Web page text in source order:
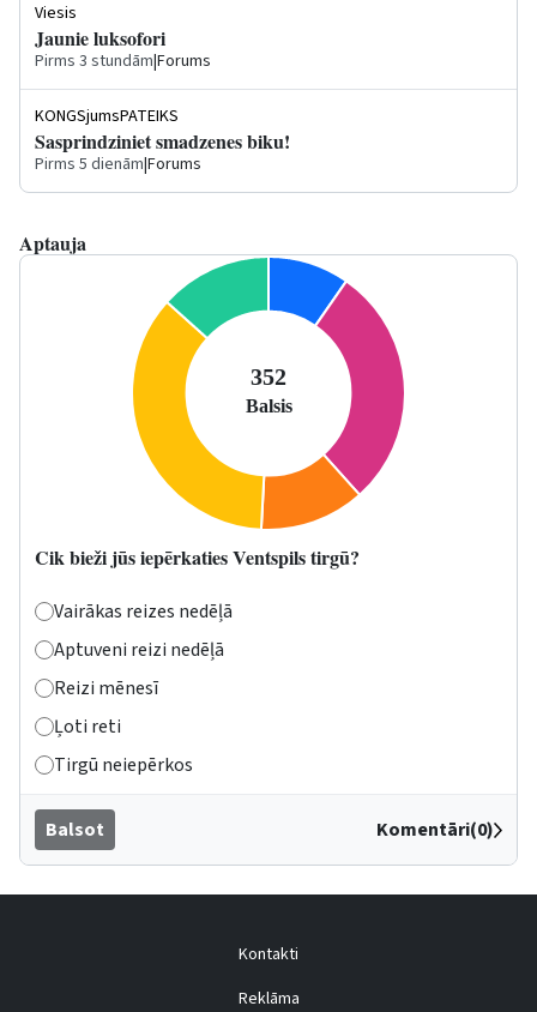
Viesis
Jaunie luksofori
Pirms 3 stundām|Forums
KONGSjumsPATEIKS
Sasprindziniet smadzenes biku!
Pirms 5 dienām|Forums
Aptauja
Cik bieži jūs iepērkaties Ventspils tirgū?
Vairākas reizes nedēļā
Aptuveni reizi nedēļā
Reizi mēnesī
Ļoti reti
Tirgū neiepērkos
Balsot Komentāri(0)
Kontakti
Reklāma